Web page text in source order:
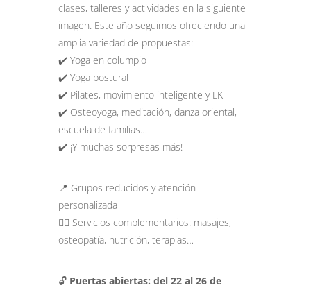
clases, talleres y actividades en la siguiente
imagen. Este año seguimos ofreciendo una
amplia variedad de propuestas:
✔️ Yoga en columpio
✔️ Yoga postural
✔️ Pilates, movimiento inteligente y LK
✔️ Osteoyoga, meditación, danza oriental,
escuela de familias…
✔️ ¡Y muchas sorpresas más!
📍 Grupos reducidos y atención
personalizada
💆‍♂️ Servicios complementarios: masajes,
osteopatía, nutrición, terapias…
🔓 Puertas abiertas: del 22 al 26 de